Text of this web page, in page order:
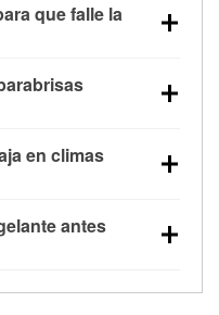
que falle la
hasta la mitad de
los 0 °F, lo que
la sal y la nieve
la visibilidad.
en climas
°F que baja la
información sobre
antes